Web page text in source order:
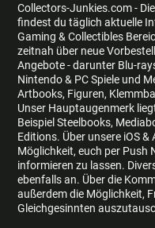
Collectors-Junkies.com -
findest du täglich aktuelle
Gaming & Collectibles
zeitnah über neue
Angebote - darunter Blu-
Nintendo & PC Spiele und
Artbooks, Figuren,
Unser Hauptaugenmerk
Beispiel Steelbooks,
Editions. Über unsere iOS
Möglichkeit, euch per Push
informieren zu lassen.
ebenfalls an. Über die
außerdem die Möglichkeit,
Gleichgesinnten